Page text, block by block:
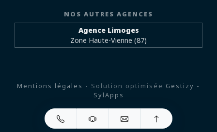
NOS AUTRES AGENCES
Agence Limoges
Zone Haute-Vienne (87)
Mentions légales - Solution optimisée Gestizy -
SylApps